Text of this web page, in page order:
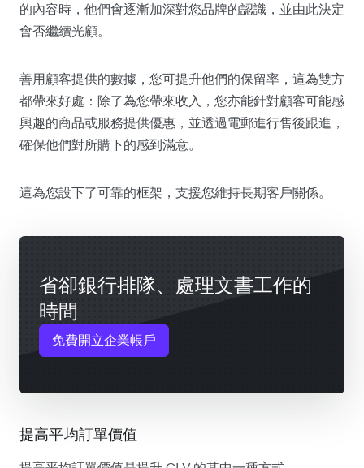
的內容時，他們會逐漸加深對您品牌的認識，並由此決定
會否繼續光顧。
善用顧客提供的數據，您可提升他們的保留率，這為雙方
都帶來好處：除了為您帶來收入，您亦能針對顧客可能感
興趣的商品或服務提供優惠，並透過電郵進行售後跟進，
確保他們對所購下的感到滿意。
這為您設下了可靠的框架，支援您維持長期客戶關係。
省卻銀行排隊、處理文書工作的
時間
免費開立企業帳戶
提高平均訂單價值